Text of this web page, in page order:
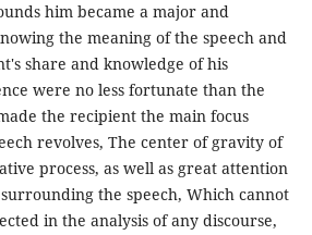
him became a major and
the meaning of the speech and
share and knowledge of his
were no less fortunate than the
the recipient the main focus
revolves, The center of gravity of
process, as well as great attention
the speech, Which cannot
in the analysis of any discourse,